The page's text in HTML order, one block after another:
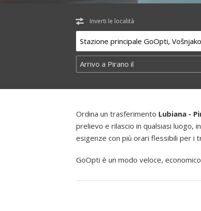
Inverti le località
Ordina un trasferimento Lubiana -
prelievo e rilascio in qualsiasi luogo,
esigenze con più orari flessibili per i
GoOpti è un modo veloce,